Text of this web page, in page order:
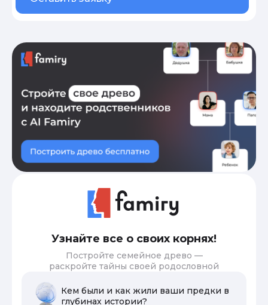
Узнайте все о своих корнях!
Постройте семейное древо —
раскройте тайны своей родословной
Кем были и как жили ваши предки в
глубинах истории?